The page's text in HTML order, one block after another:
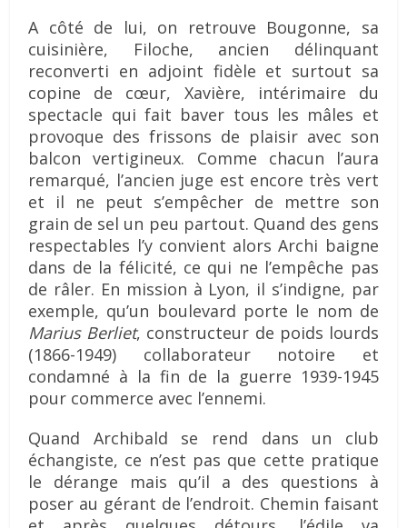
A côté de lui, on retrouve Bougonne, sa
cuisinière, Filoche, ancien délinquant
reconverti en adjoint fidèle et surtout sa
copine de cœur, Xavière, intérimaire du
spectacle qui fait baver tous les mâles et
provoque des frissons de plaisir avec son
balcon vertigineux. Comme chacun l’aura
remarqué, l’ancien juge est encore très vert
et il ne peut s’empêcher de mettre son
grain de sel un peu partout. Quand des gens
respectables l’y convient alors Archi baigne
dans de la félicité, ce qui ne l’empêche pas
de râler. En mission à Lyon, il s’indigne, par
exemple, qu’un boulevard porte le nom de
Marius Berliet, constructeur de poids lourds
(1866-1949) collaborateur notoire et
condamné à la fin de la guerre 1939-1945
pour commerce avec l’ennemi.
Quand Archibald se rend dans un club
échangiste, ce n’est pas que cette pratique
le dérange mais qu’il a des questions à
poser au gérant de l’endroit. Chemin faisant